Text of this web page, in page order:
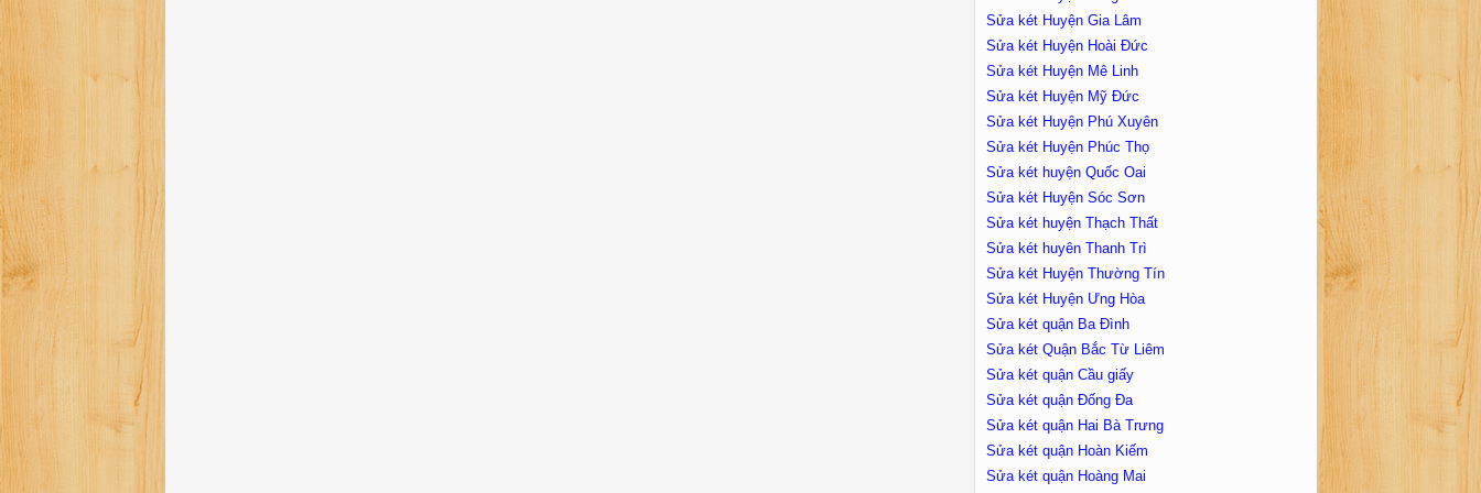
Sửa két Huyện Gia Lâm
Sửa két Huyện Hoài Đức
Sửa két Huyện Mê Linh
Sửa két Huyện Mỹ Đức
Sửa két Huyện Phú Xuyên
Sửa két Huyện Phúc Thọ
Sửa két huyện Quốc Oai
Sửa két Huyện Sóc Sơn
Sửa két huyện Thạch Thất
Sửa két huyên Thanh Trì
Sửa két Huyện Thường Tín
Sửa két Huyện Ưng Hòa
Sửa két quận Ba Đình
Sửa két Quận Bắc Từ Liêm
Sửa két quận Cầu giấy
Sửa két quận Đống Đa
Sửa két quận Hai Bà Trưng
Sửa két quận Hoàn Kiếm
Sửa két quận Hoàng Mai